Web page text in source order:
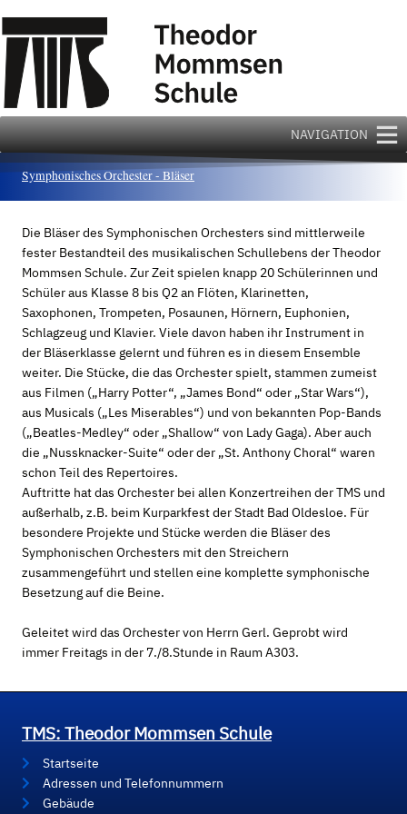
springen
NAVIGATION
Symphonisches Orchester - Bläser
Die Bläser des Symphonischen Orchesters sind mittlerweile
fester Bestandteil des musikalischen Schullebens der Theodor
Mommsen Schule. Zur Zeit spielen knapp 20 Schülerinnen und
Schüler aus Klasse 8 bis Q2 an Flöten, Klarinetten,
Saxophonen, Trompeten, Posaunen, Hörnern, Euphonien,
Schlagzeug und Klavier. Viele davon haben ihr Instrument in
der Bläserklasse gelernt und führen es in diesem Ensemble
weiter. Die Stücke, die das Orchester spielt, stammen zumeist
aus Filmen („Harry Potter“, „James Bond“ oder „Star Wars“),
aus Musicals („Les Miserables“) und von bekannten Pop-Bands
(„Beatles-Medley“ oder „Shallow“ von Lady Gaga). Aber auch
die „Nussknacker-Suite“ oder der „St. Anthony Choral“ waren
schon Teil des Repertoires.
Auftritte hat das Orchester bei allen Konzertreihen der TMS und
außerhalb, z.B. beim Kurparkfest der Stadt Bad Oldesloe. Für
besondere Projekte und Stücke werden die Bläser des
Symphonischen Orchesters mit den Streichern
zusammengeführt und stellen eine komplette symphonische
Besetzung auf die Beine.
Geleitet wird das Orchester von Herrn Gerl. Geprobt wird
immer Freitags in der 7./8.Stunde in Raum A303.
TMS: Theodor Mommsen Schule
Startseite
Adressen und Telefonnummern
Gebäude